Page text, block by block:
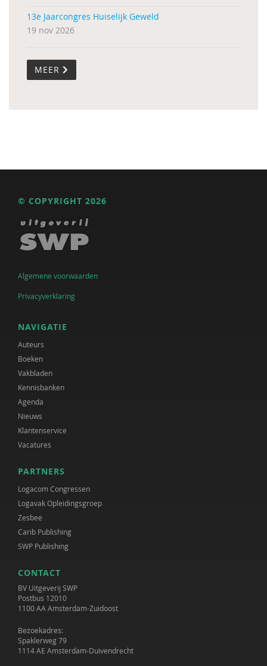
13e Jaarcongres Huiselijk Geweld
19 nov 2026
MEER
© COPYRIGHT 2026
Algemene voorwaarden
Privacyverklaring
NAVIGATIE
Auteurs
Boeken
Vakbladen
Kennisbanken
Agenda
Nieuws
Klantenservice
Vacatures
PARTNERS
Logacom Congressen
Logavak Opleidingsgroep
Zesbee
Carib Publishing
SWP Publishing
CONTACT
BV Uitgeverij SWP
Postbus 12010
1100 AA Amsterdam-Zuidoost
Bezoekadres:
Spaklerweg 79
1114 AE Amsterdam-Duivendrecht